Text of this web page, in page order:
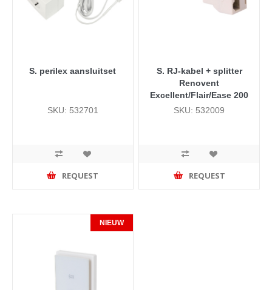
S. perilex aansluitset
SKU: 532701
REQUEST
S. RJ-kabel + splitter
Renovent
Excellent/Flair/Ease 200
SKU: 532009
REQUEST
NIEUW